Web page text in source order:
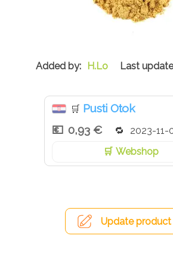
H.Lo
🛒 Pusti Otok
0,93 €
2023-11-
Webshop
Update product